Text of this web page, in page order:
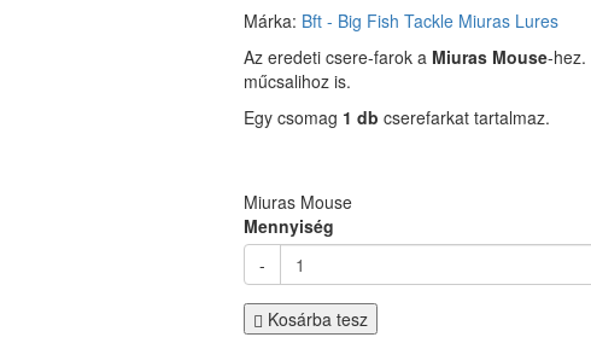
Márka: Bft - Big Fish Tackle Miuras Lures
Az eredeti csere-farok a Miuras Mouse-hez.
műcsalihoz is.
Egy csomag 1 db cserefarkat tartalmaz.
Miuras Mouse
Mennyiség
-
Kosárba tesz